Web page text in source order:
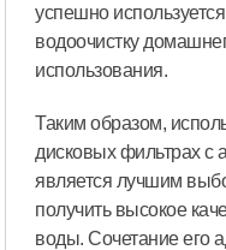
успешно
водоочистку
использования.
Таким образом,
дисковых фильтрах с
является лучшим
получить высокое
воды. Сочетание его